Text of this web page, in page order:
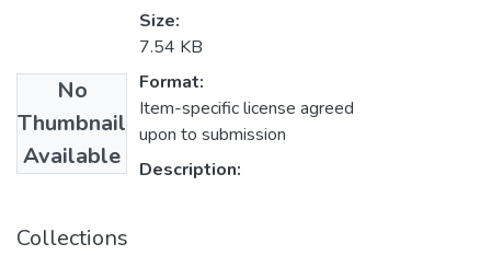
No
Thumbnail
Available
Size:
7.54 KB
Format:
Item-specific license agreed
upon to submission
Description:
Collections